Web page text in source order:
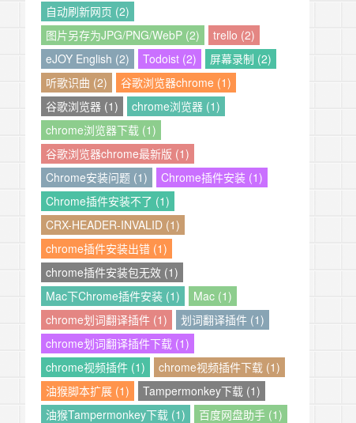
自动刷新网页 (2)
图片另存为JPG/PNG/WebP (2)
trello (2)
eJOY English (2)
Todoist (2)
屏幕录制 (2)
听歌识曲 (2)
谷歌浏览器chrome (1)
谷歌浏览器 (1)
chrome浏览器 (1)
chrome浏览器下载 (1)
谷歌浏览器chrome最新版 (1)
Chrome安装问题 (1)
Chrome插件安装 (1)
Chrome插件安装不了 (1)
CRX-HEADER-INVALID (1)
chrome插件安装出错 (1)
chrome插件安装包无效 (1)
Mac下Chrome插件安装 (1)
Mac (1)
chrome划词翻译插件 (1)
划词翻译插件 (1)
chrome划词翻译插件下载 (1)
chrome视频插件 (1)
chrome视频插件下载 (1)
油猴脚本扩展 (1)
Tampermonkey下载 (1)
油猴Tampermonkey下载 (1)
百度网盘助手 (1)